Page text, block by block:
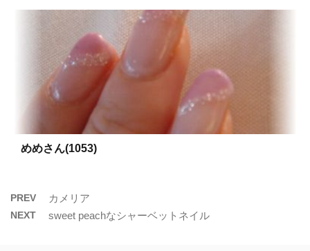
めめさん(1053)
PREV カメリア
NEXT sweet peachなシャーベットネイル